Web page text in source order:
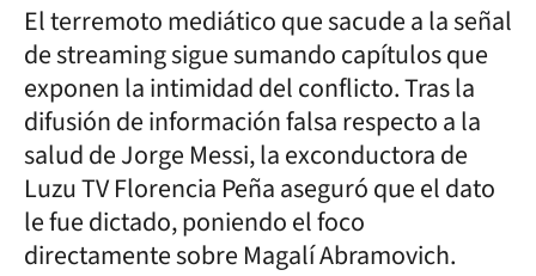
El terremoto mediático que sacude a la señal
de streaming sigue sumando capítulos que
exponen la intimidad del conflicto. Tras la
difusión de información falsa respecto a la
salud de Jorge Messi, la exconductora de
Luzu TV Florencia Peña aseguró que el dato
le fue dictado, poniendo el foco
directamente sobre Magalí Abramovich.